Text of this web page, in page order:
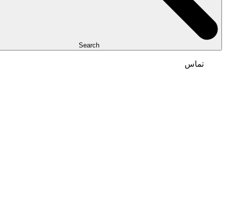
Search
تماس